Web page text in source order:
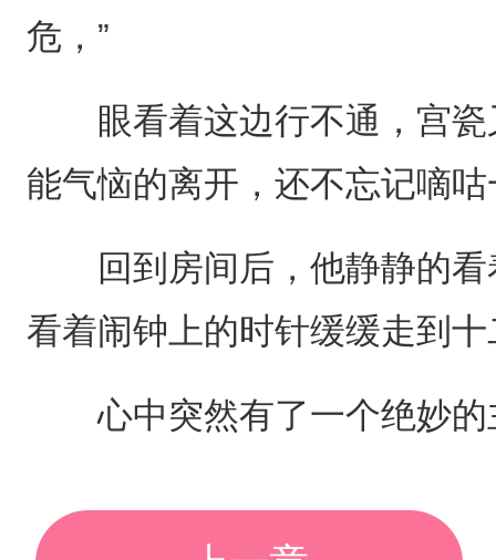
危，”
眼看着这边行不通，宫瓷
能气恼的离开，还不忘记嘀咕
回到房间后，他静静的看
看着闹钟上的时针缓缓走到
心中突然有了一个绝妙的